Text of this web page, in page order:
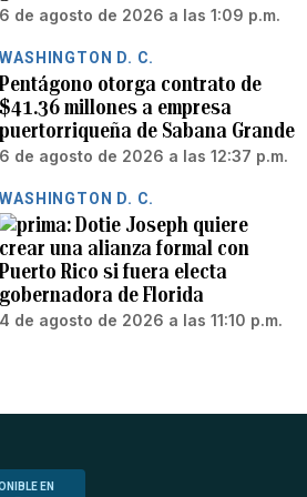
6 de agosto de 2026 a las 1:09 p.m.
WASHINGTON D. C.
Pentágono otorga contrato de
$41.36 millones a empresa
puertorriqueña de Sabana Grande
6 de agosto de 2026 a las 12:37 p.m.
WASHINGTON D. C.
Dotie Joseph quiere
crear una alianza formal con
Puerto Rico si fuera electa
gobernadora de Florida
4 de agosto de 2026 a las 11:10 p.m.
EN